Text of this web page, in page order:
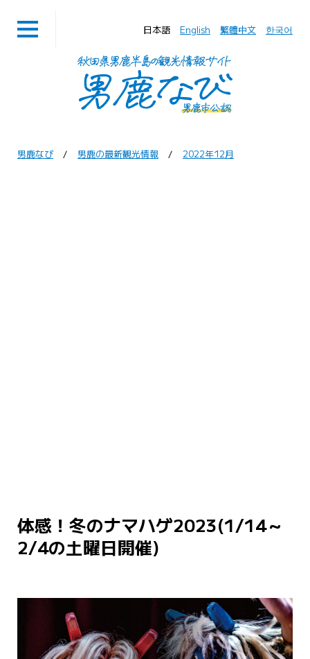
日本語 English 繁體中文 한국어
男鹿なび 男鹿の最新観光情報 2022年12月
体感！冬のナマハゲ2023(1/14～
2/4の土曜日開催)